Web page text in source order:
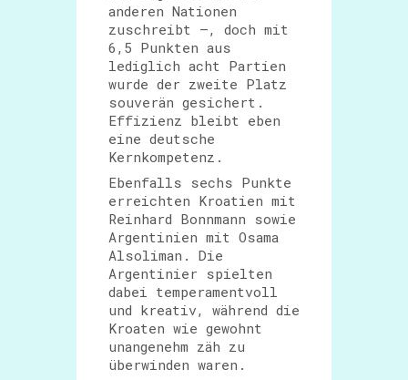
anderen Nationen
zuschreibt –, doch mit
6,5 Punkten aus
lediglich acht Partien
wurde der zweite Platz
souverän gesichert.
Effizienz bleibt eben
eine deutsche
Kernkompetenz.
Ebenfalls sechs Punkte
erreichten Kroatien mit
Reinhard Bonnmann sowie
Argentinien mit Osama
Alsoliman. Die
Argentinier spielten
dabei temperamentvoll
und kreativ, während die
Kroaten wie gewohnt
unangenehm zäh zu
überwinden waren.